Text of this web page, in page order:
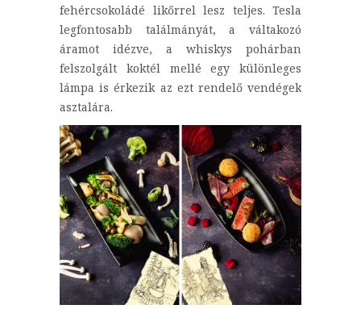
fehércsokoládé likőrrel lesz teljes. Tesla
legfontosabb találmányát, a váltakozó
áramot idézve, a whiskys pohárban
felszolgált koktél mellé egy különleges
lámpa is érkezik az ezt rendelő vendégek
asztalára.